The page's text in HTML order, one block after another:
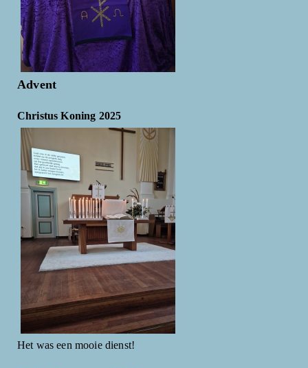
Advent
Christus Koning 2025
Het was een mooie dienst!